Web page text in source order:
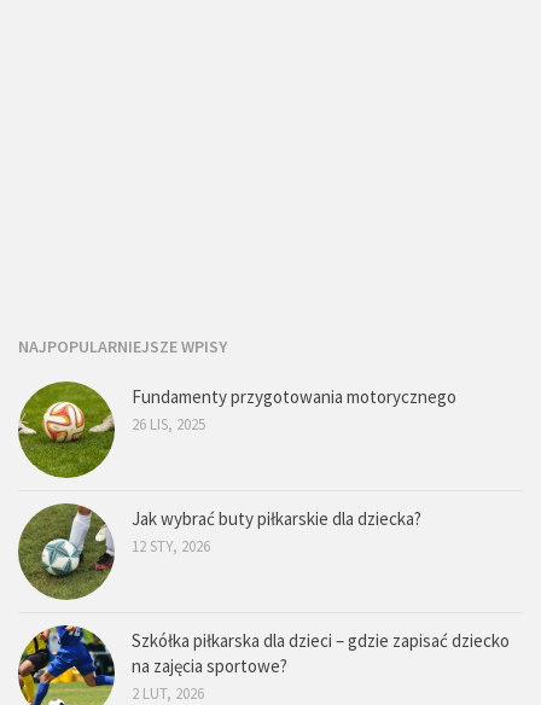
NAJPOPULARNIEJSZE WPISY
Fundamenty przygotowania motorycznego
26 LIS, 2025
Jak wybrać buty piłkarskie dla dziecka?
12 STY, 2026
Szkółka piłkarska dla dzieci – gdzie zapisać dziecko
na zajęcia sportowe?
2 LUT, 2026